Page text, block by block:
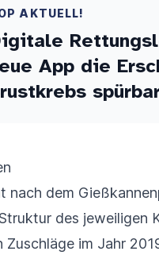
AKTUELL!
App die
nach dem
des jeweiligen
Zuschläge im Jahr